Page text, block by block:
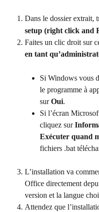
Dans le dossier extrait,
setup (right click and
Faites un clic droit sur
en tant
Si Windows vous
le programme à
sur Oui.
Si l’écran
cliquez sur
Exécuter quand
fichiers .bat
L’installation va
Office directement
version et la langue
Attendez que